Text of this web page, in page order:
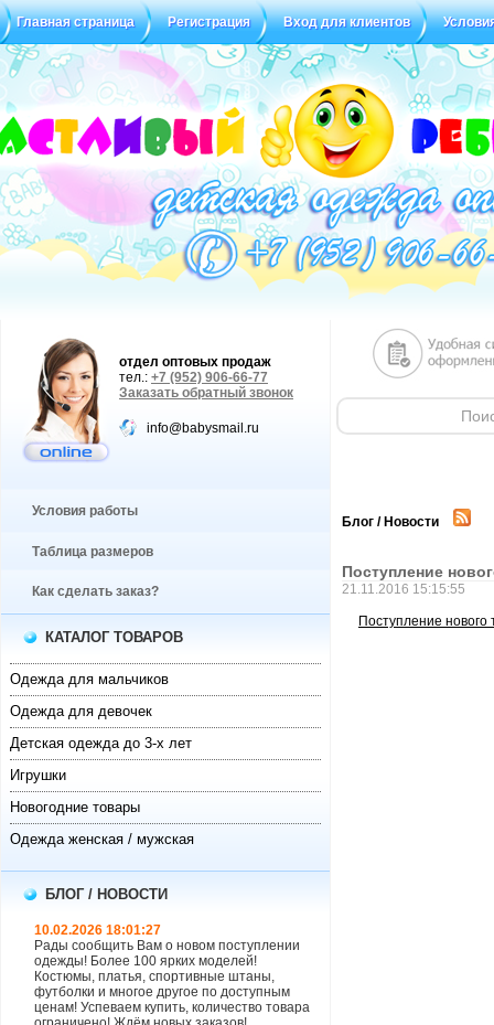
Главная страница Регистрация Вход для клиентов
Статус заказа Отзывы
отдел оптовых продаж
тел.: +7 (952) 906-66-77
Заказать обратный звонок
info@babysmail.ru
Условия работы
Таблица размеров
Как сделать заказ?
КАТАЛОГ ТОВАРОВ
Одежда для мальчиков
Одежда для девочек
Детская одежда до 3-х лет
Игрушки
Новогодние товары
Одежда женская / мужская
БЛОГ / НОВОСТИ
10.02.2026 18:01:27
Рады сообщить Вам о новом поступлении
одежды! Более 100 ярких моделей!
Костюмы, платья, спортивные штаны,
футболки и многое другое по доступным
ценам! Успеваем купить, количество товара
Блог / Новости
Поступление
21.11.2016 15:15:55
Поступление нового